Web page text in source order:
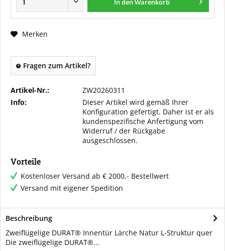
In den Warenkorb
Merken
Fragen zum Artikel?
Artikel-Nr.:
ZW20260311
Info:
Dieser Artikel wird gemäß Ihrer
Konfiguration gefertigt. Daher ist er als
kundenspezifische Anfertigung vom
Widerruf / der Rückgabe
ausgeschlossen.
Vorteile
Kostenloser Versand ab € 2000,- Bestellwert
Versand mit eigener Spedition
Beschreibung
Zweiflügelige DURAT® Innentür Lärche Natur L-Struktur quer
Die zweiflügelige DURAT®...